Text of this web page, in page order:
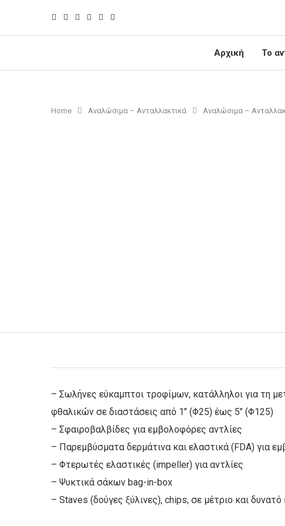
Αρχική Το
Home Αναλώσιμα – Ανταλλακτικά Αναλώσιμα –
– Σωλήνες εύκαμπτοι τροφίμων, κατάλληλοι για τη
φθαλικών σε διαστάσεις από 1’’ (Φ25) έως 5’’ (Φ125)
– Σφαιροβαλβίδες για εμβολοφόρες αντλίες
– Παρεμβύσματα δερμάτινα και ελαστικά (FDA) για
– Φτερωτές ελαστικές (impeller) για αντλίες
– Ψυκτικά σάκων bag-in-box
– Staves (δούγες ξύλινες), chips, σε μέτριο και δυνατό